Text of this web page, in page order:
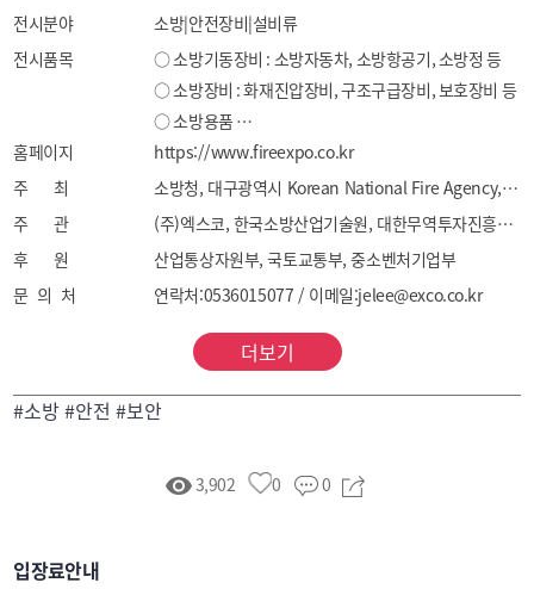
전시분야
소방|안전장비|설비류
전시품목
○ 소방기동장비 : 소방자동차, 소방항공기, 소방정 등
○ 소방장비 : 화재진압장비, 구조구급장비, 보호장비 등
○ 소방용품
- 경보기류 : 수신기, 경종, 발신기, 가스누설경보기,
감지기, 유도등, 유도표지, 시각경보장치 등
- 소화기류 : 소화기, 주방용 자동소화장치,
- 기계류 : 스프링클러헤드, 유수검지장치, 소화전함,
관창, 완강기 등
○ 소방공사 : 경보설비, 소화설비 등
○ 산업안전
- 공장관리 : 공장안전설비, 위험물 관리시스템 등
○ 보안
홈페이지
https://www.fireexpo.co.kr
주 최
소방청, 대구광역시 Korean National Fire Agency, Daegu Metropolitan City
주 관
(주)엑스코, 한국소방산업기술원, 대한무역투자진흥공사, 한국소방산업협회
후 원
산업통상자원부, 국토교통부, 중소벤처기업부
문 의 처
연락처:0536015077 / 이메일:jelee@exco.co.kr
더보기
#소방 #안전 #보안
3,902 0 0
입장료안내